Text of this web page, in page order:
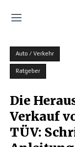
Auto / Verkehr
Ratgeber
Die
Verkauf
TÜV: